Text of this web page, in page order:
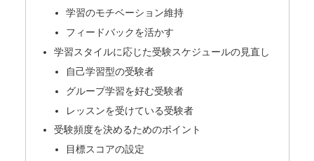
学習のモチベーション維持
フィードバックを活かす
学習スタイルに応じた受験スケジュールの見直し
自己学習型の受験者
グループ学習を好む受験者
レッスンを受けている受験者
受験頻度を決めるためのポイント
目標スコアの設定